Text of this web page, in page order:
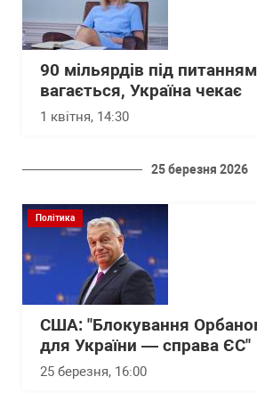
90 мільярдів під
вагається, Україна чекає
1 квітня, 14:30
25 березня 2026
Політика
США: "Блокування
для України — справа ЄС"
25 березня, 16:00